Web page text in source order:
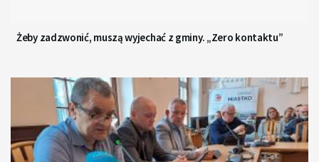
Żeby zadzwonić, muszą wyjechać z gminy. „Zero kontaktu”